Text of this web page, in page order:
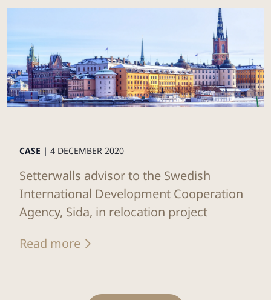
CASE | 4 DECEMBER 2020
Setterwalls advisor to the Swedish
International Development Cooperation
Agency, Sida, in relocation project
Read more